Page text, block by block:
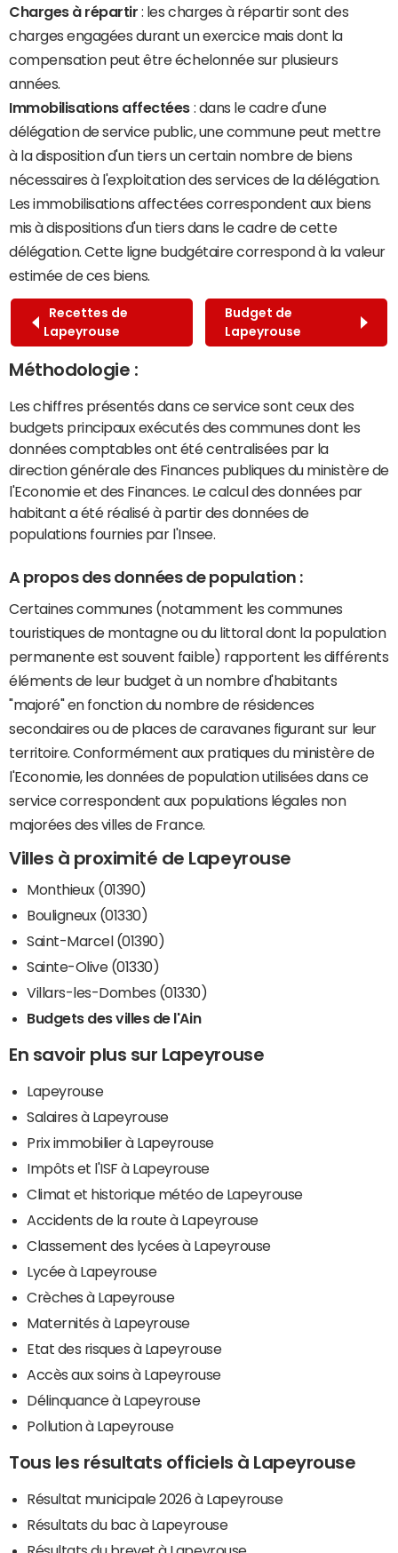
Charges à répartir : les charges à répartir sont des
charges engagées durant un exercice mais dont la
compensation peut être échelonnée sur plusieurs
années.
Immobilisations affectées : dans le cadre d'une
délégation de service public, une commune peut mettre
à la disposition d'un tiers un certain nombre de biens
nécessaires à l'exploitation des services de la délégation.
Les immobilisations affectées correspondent aux biens
mis à dispositions d'un tiers dans le cadre de cette
délégation. Cette ligne budgétaire correspond à la valeur
estimée de ces biens.
Recettes de
Lapeyrouse
Budget de
Lapeyrouse
Méthodologie :
Les chiffres présentés dans ce service sont ceux des
budgets principaux exécutés des communes dont les
données comptables ont été centralisées par la
direction générale des Finances publiques du ministère de
l'Economie et des Finances. Le calcul des données par
habitant a été réalisé à partir des données de
populations fournies par l'Insee.
A propos des données de population :
Certaines communes (notamment les communes
touristiques de montagne ou du littoral dont la population
permanente est souvent faible) rapportent les différents
éléments de leur budget à un nombre d'habitants
"majoré" en fonction du nombre de résidences
secondaires ou de places de caravanes figurant sur leur
territoire. Conformément aux pratiques du ministère de
l'Economie, les données de population utilisées dans ce
service correspondent aux populations légales non
majorées des villes de France.
Villes à proximité de Lapeyrouse
Monthieux (01390)
Bouligneux (01330)
Saint-Marcel (01390)
Sainte-Olive (01330)
Villars-les-Dombes (01330)
Budgets des villes de l'Ain
En savoir plus sur Lapeyrouse
Lapeyrouse
Salaires à Lapeyrouse
Prix immobilier à Lapeyrouse
Impôts et l'ISF à Lapeyrouse
Climat et historique météo de Lapeyrouse
Accidents de la route à Lapeyrouse
Classement des lycées à Lapeyrouse
Lycée à Lapeyrouse
Crèches à Lapeyrouse
Maternités à Lapeyrouse
Etat des risques à Lapeyrouse
Accès aux soins à Lapeyrouse
Délinquance à Lapeyrouse
Pollution à Lapeyrouse
Tous les résultats officiels à Lapeyrouse
Résultat municipale 2026 à Lapeyrouse
Résultats du bac à Lapeyrouse